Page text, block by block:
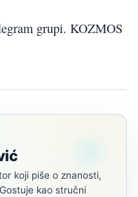
grupi. KOZMOS
koji piše o znanosti,
kao stručni